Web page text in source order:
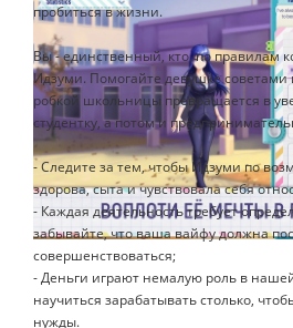
пробиться в жизни.
Вы - единственный, кто, по правилам
Идзуми. Помогайте девушке советами
робкой школьницы превращается в
студентку, а потом и
- Следите за тем, чтобы Идзуми по
здорова, сыта и чувствовала себя
- Каждая деятельность требует
забывайте, что ваша вайфу должна
совершенствоваться;
- Деньги играют немалую роль в
научиться зарабатывать столько,
нужды.